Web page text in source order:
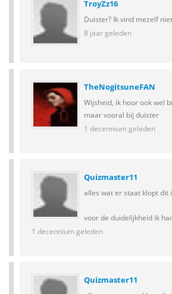
TroyZz16
Duister? Ik vind mezelf
8 jaar geleden
TheNogitsuneFAN
Wijsheid, ik hoor ook wel
maar vooral bij duister
1 decennium geleden
Quizmaster11
alles wat er staat klopt dit
voor de duidelijkheid ik
1 decennium geleden
Quizmaster11